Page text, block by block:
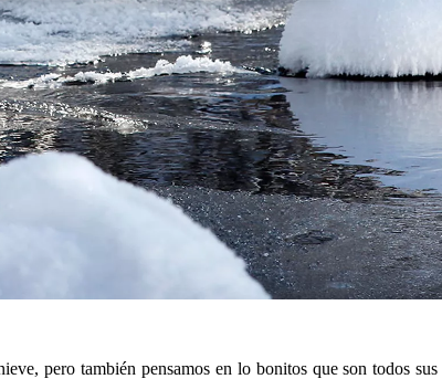
pero también pensamos en lo bonitos que son todos